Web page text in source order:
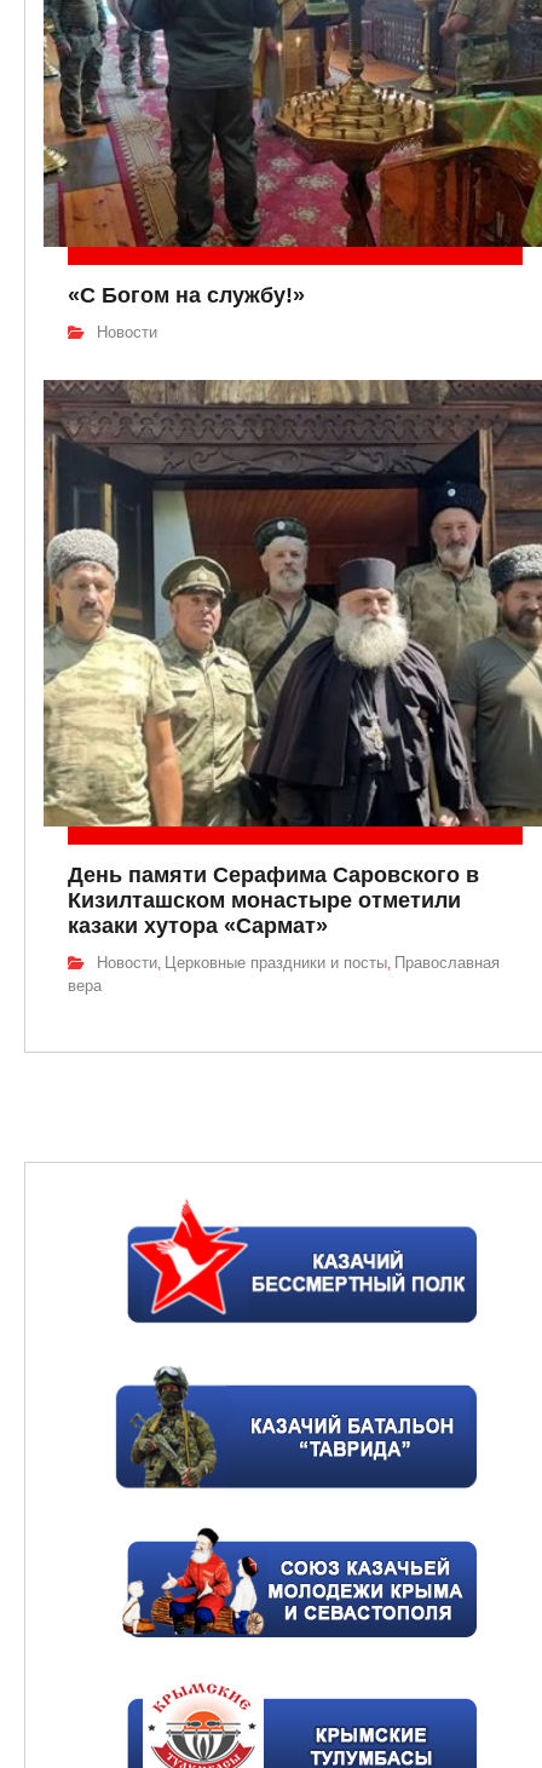
«С Богом на службу!»
Новости
День памяти Серафима Саровского в
Кизилташском монастыре отметили
казаки хутора «Сармат»
Новости, Церковные праздники и посты, Православная
вера